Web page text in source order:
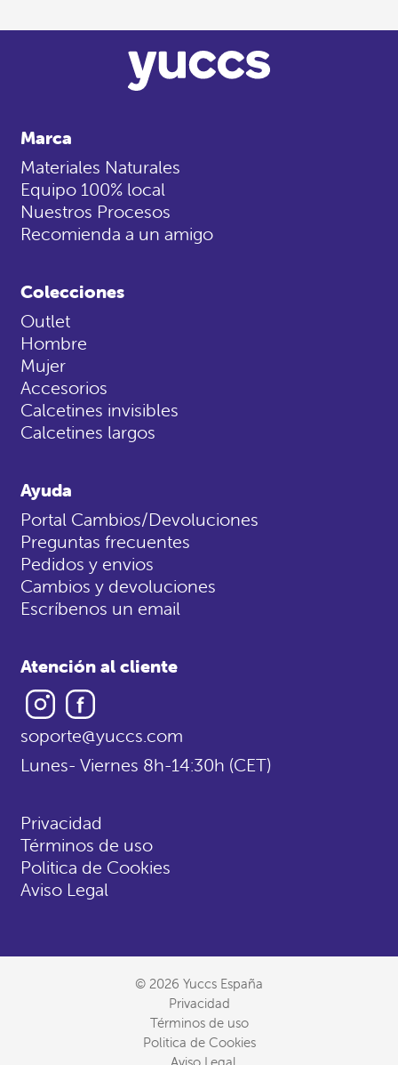
Marca
Materiales Naturales
Equipo 100% local
Nuestros Procesos
Recomienda a un amigo
Colecciones
Outlet
Hombre
Mujer
Accesorios
Calcetines invisibles
Calcetines largos
Ayuda
Portal Cambios/Devoluciones
Preguntas frecuentes
Pedidos y envios
Cambios y devoluciones
Escríbenos un email
Atención al cliente
Instagram
soporte@yuccs.com
Lunes- Viernes 8h-14:30h (CET)
Privacidad
Términos de uso
Politica de Cookies
Aviso Legal
© 2026 Yuccs España
Privacidad
Términos de uso
Politica de Cookies